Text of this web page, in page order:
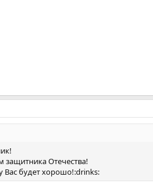
защитника Отечества!
Вас будет хорошо!:drinks: